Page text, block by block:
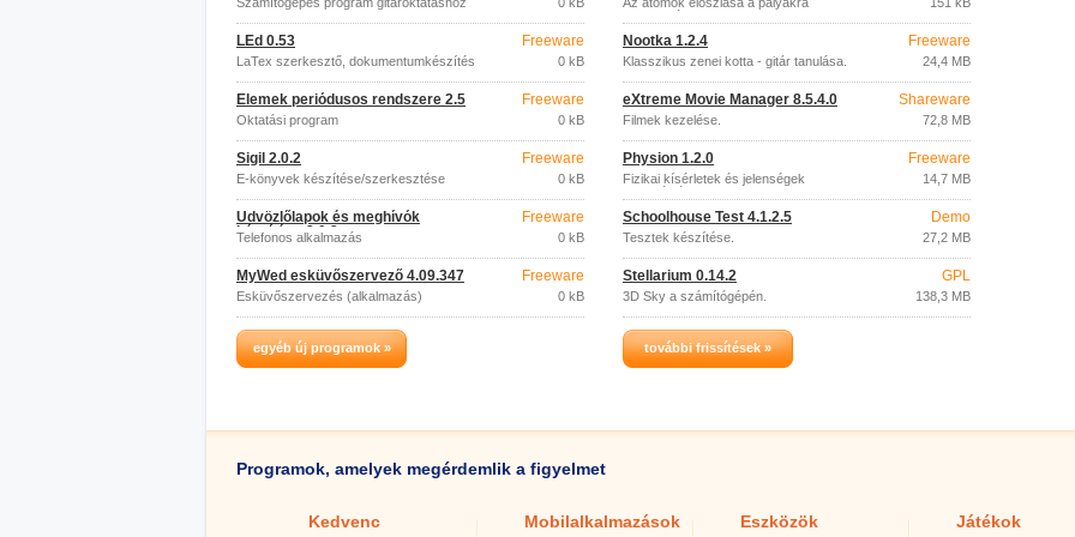
LEd 0.53
LaTex szerkesztő, dokumentumkészítés
Freeware
0 kB
Elemek periódusos rendszere 2.5
Oktatási program
Freeware
0 kB
Sigil 2.0.2
E-könyvek készítése/szerkesztése
Freeware
0 kB
Üdvözlőlapok és meghívók
készítése 2.0.2
Telefonos alkalmazás
Freeware
0 kB
MyWed esküvőszervező 4.09.347
Esküvőszervezés (alkalmazás)
Freeware
0 kB
egyéb új programok »
protonszám szerint.
Nootka 1.2.4
Klasszikus zenei kotta - gitár tanulása.
Freeware
24,4 MB
eXtreme Movie Manager 8.5.4.0
Filmek kezelése.
Shareware
72,8 MB
Physion 1.2.0
Fizikai kísérletek és jelenségek
szimulációja.
Freeware
14,7 MB
Schoolhouse Test 4.1.2.5
Tesztek készítése.
Demo
27,2 MB
Stellarium 0.14.2
3D Sky a számítógépén.
GPL
138,3 MB
további frissítések »
Programok, amelyek megérdemlik a figyelmet
Kedvenc Mobilalkalmazások Eszközök Játékok